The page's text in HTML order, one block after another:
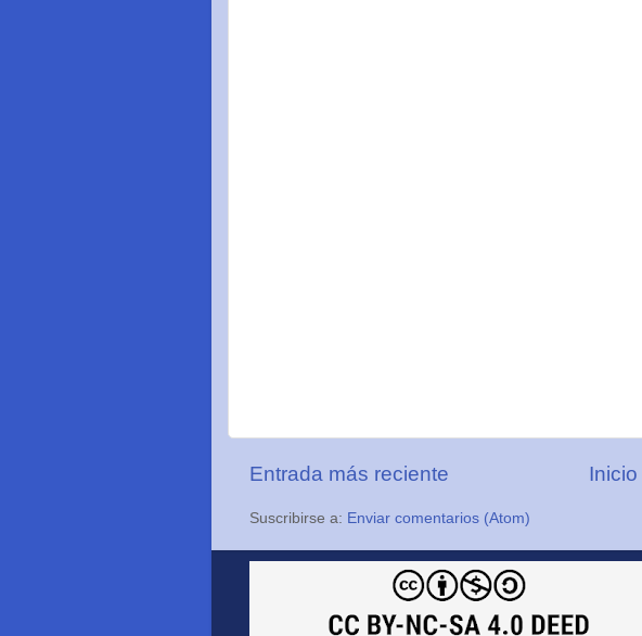
Entrada más reciente Inicio
Suscribirse a: Enviar comentarios (Atom)